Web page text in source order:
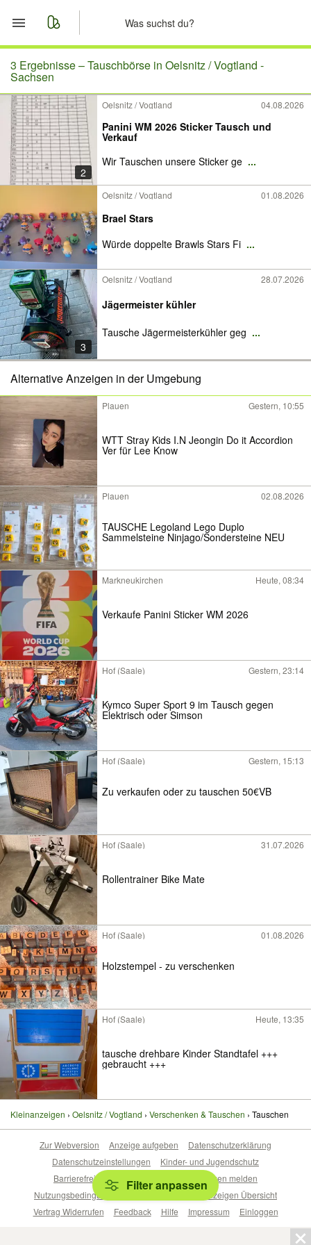
Start
Merkliste
Nachrichten
Anzeige aufgeben
3 Ergebnisse –Tauschbörse in Oelsnitz / Vogtland -
Sachsen
2
Oelsnitz / Vogtland 04.08.2026
Panini WM 2026 Sticker Tausch und
Verkauf
Wir Tauschen unsere Sticker ge ...
Oelsnitz / Vogtland 01.08.2026
Brael Stars
Würde doppelte Brawls Stars Fi ...
3
Oelsnitz / Vogtland 28.07.2026
Jägermeister kühler
Tausche Jägermeisterkühler geg ...
Alternative Anzeigen in der Umgebung
Plauen Gestern, 10:55
WTT Stray Kids I.N Jeongin Do it Accordion
Ver für Lee Know
Plauen 02.08.2026
TAUSCHE Legoland Lego Duplo
Sammelsteine Ninjago/Sondersteine NEU
Markneukirchen Heute, 08:34
Verkaufe Panini Sticker WM 2026
Hof (Saale) Gestern, 23:14
Kymco Super Sport 9 im Tausch gegen
Elektrisch oder Simson
Hof (Saale) Gestern, 15:13
Zu verkaufen oder zu tauschen 50€VB
Hof (Saale) 31.07.2026
Rollentrainer Bike Mate
Hof (Saale) 01.08.2026
Holzstempel - zu verschenken
Hof (Saale) Heute, 13:35
tausche drehbare Kinder Standtafel +++
gebraucht +++
Kleinanzeigen Oelsnitz / Vogtland Verschenken & Tauschen Tauschen
Filter anpassen
Zur Webversion Anzeige aufgeben
Datenschutzerklärung
Datenschutzeinstellungen
Kinder- und Jugendschutz
Barrierefreiheitserklärung
Sicherheitslücken melden
Nutzungsbedingungen
Beliebte Suchen
Anzeigen Übersicht
Vertrag Widerrufen
Feedback Hilfe Impressum Einloggen